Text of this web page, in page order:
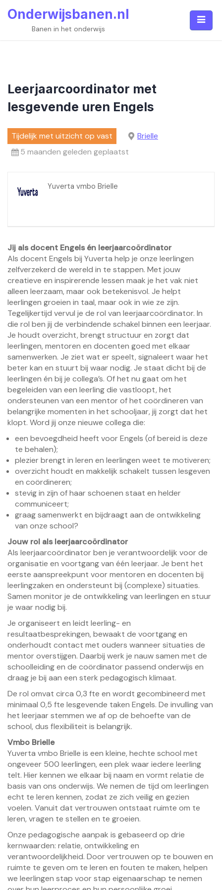
Onderwijsbanen.nl
Banen in het onderwijs
Leerjaarcoordinator met
lesgevende uren Engels
Tijdelijk met uitzicht op vast
Brielle
5 maanden geleden geplaatst
Yuverta vmbo Brielle
Jij als docent Engels én leerjaarcoördinator
Als docent Engels bij Yuverta help je onze leerlingen
zelfverzekerd de wereld in te stappen. Met jouw
creatieve en inspirerende lessen maak je het vak niet
alleen leerzaam, maar ook betekenisvol. Je helpt
leerlingen groeien in taal, maar ook in wie ze zijn.
Tegelijkertijd vervul je de rol van leerjaarcoördinator. In
die rol ben jij de verbindende schakel binnen een leerjaar.
Je houdt overzicht, brengt structuur en zorgt dat
leerlingen, mentoren en docenten goed met elkaar
samenwerken. Je ziet wat er speelt, signaleert waar het
beter kan en stuurt bij waar nodig. Je staat dicht bij de
leerlingen én bij je collega’s. Of het nu gaat om het
begeleiden van een leerling die vastloopt, het
ondersteunen van een mentor of het coördineren van
belangrijke momenten in het schooljaar, jij zorgt dat het
klopt. Word jij onze nieuwe collega die:
een bevoegdheid heeft voor Engels (of bereid is deze
te behalen);
plezier brengt in leren en leerlingen weet te motiveren;
overzicht houdt en makkelijk schakelt tussen lesgeven
en coördineren;
stevig in zijn of haar schoenen staat en helder
communiceert;
graag samenwerkt en bijdraagt aan de ontwikkeling
van onze school?
Jouw rol als leerjaarcoördinator
Als leerjaarcoördinator ben je verantwoordelijk voor de
organisatie en voortgang van één leerjaar. Je bent het
eerste aanspreekpunt voor mentoren en docenten bij
leerlingzaken en ondersteunt bij (complexe) situaties.
Samen monitor je de ontwikkeling van leerlingen en stuur
je waar nodig bij.
Je organiseert en leidt leerling- en
resultaatbesprekingen, bewaakt de voortgang en
onderhoudt contact met ouders wanneer situaties de
mentor overstijgen. Daarbij werk je nauw samen met de
schoolleiding en de coördinator passend onderwijs en
draag je bij aan een sterk pedagogisch klimaat.
De rol omvat circa 0,3 fte en wordt gecombineerd met
minimaal 0,5 fte lesgevende taken Engels. De invulling van
het leerjaar stemmen we af op de behoefte van de
school, dus flexibiliteit is belangrijk.
Vmbo Brielle
Yuverta vmbo Brielle is een kleine, hechte school met
ongeveer 500 leerlingen, een plek waar iedere leerling
telt. Hier kennen we elkaar bij naam en vormt relatie de
basis van ons onderwijs. We nemen de tijd om leerlingen
echt te leren kennen, zodat ze zich veilig en gezien
voelen. Vanuit dat vertrouwen ontstaat ruimte om te
leren, vragen te stellen en te groeien.
Onze pedagogische aanpak is gebaseerd op drie
kernwaarden: relatie, ontwikkeling en
verantwoordelijkheid. Door vertrouwen op te bouwen en
ruimte te geven om te leren en fouten te maken, helpen
we leerlingen stap voor stap eigenaarschap te nemen